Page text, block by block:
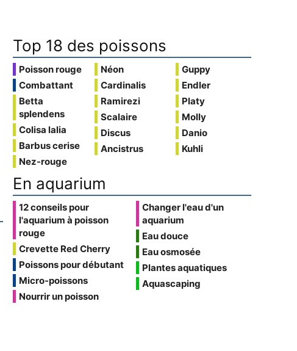
Top 18 des poissons
Poisson rouge
Combattant
Betta
splendens
Colisa lalia
Barbus cerise
Nez-rouge
Néon
Cardinalis
Ramirezi
Scalaire
Discus
Ancistrus
Guppy
Endler
Platy
Molly
Danio
Kuhli
En aquarium
12 conseils pour
l'aquarium à poisson
rouge
Crevette Red Cherry
Poissons pour débutant
Micro-poissons
Nourrir un poisson
Changer l'eau d'un
aquarium
Eau douce
Eau osmosée
Plantes aquatiques
Aquascaping